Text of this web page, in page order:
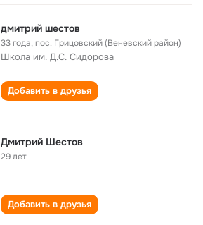
дмитрий шестов
33 года,пос. Грицовский (Веневский район)
Школа им. Д.С. Сидорова
Добавить в друзья
Дмитрий Шестов
29 лет
Добавить в друзья